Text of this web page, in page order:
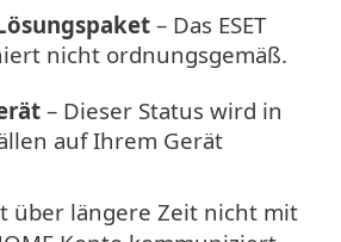
– Das ESET
nicht ordnungsgemäß.
– Dieser Status wird in
auf Ihrem Gerät
über längere Zeit nicht mit